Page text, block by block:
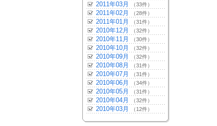
2011年03月 （33件）
2011年02月 （28件）
2011年01月 （31件）
2010年12月 （32件）
2010年11月 （30件）
2010年10月 （32件）
2010年09月 （32件）
2010年08月 （31件）
2010年07月 （31件）
2010年06月 （34件）
2010年05月 （31件）
2010年04月 （32件）
2010年03月 （12件）